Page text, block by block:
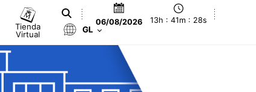
Tienda
Virtual
06/08/2026 13h : 41m : 28s
GL